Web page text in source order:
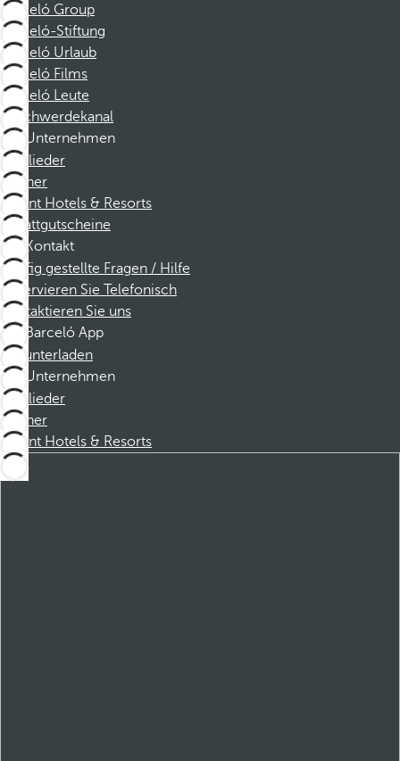
Barceló Group
Barceló-Stiftung
Barceló Urlaub
Barceló Films
Barceló Leute
Beschwerdekanal
Unternehmen
Mitglieder
Partner
Dorint Hotels & Resorts
Rabattgutscheine
Kontakt
Häufig gestellte Fragen / Hilfe
Reservieren Sie Telefonisch
Kontaktieren Sie uns
Barceló App
Herunterladen
Unternehmen
Mitglieder
Partner
Dorint Hotels & Resorts